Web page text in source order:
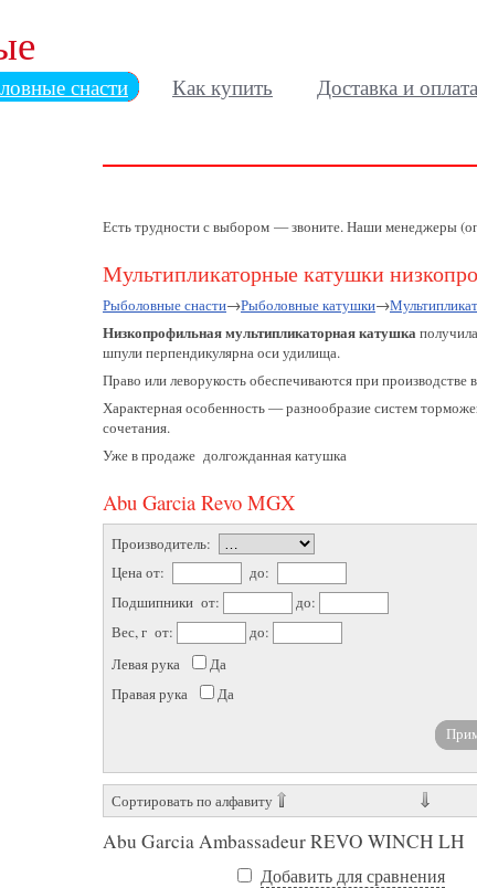
снасти Как купить Доставка и оплата
Есть трудности с выбором — звоните. Наши менеджеры
Мультипликаторные катушки
Рыболовные снасти→Рыболовные катушки→
Низкопрофильная мультипликаторная катушка
шпули перпендикулярна оси удилища.
Право или леворукость обеспечиваются при
Характерная особенность — разнообразие систем
сочетания.
Уже в продаже долгожданная катушка
Abu Garcia Revo MGX
Производитель:
Цена от:
до:
Подшипники от:
до:
Вес, г от:
до:
Левая рука
Да
Правая рука
Да
Сортировать по алфавиту
Abu Garcia Ambassadeur REVO WINCH LH
Добавить для сравнения